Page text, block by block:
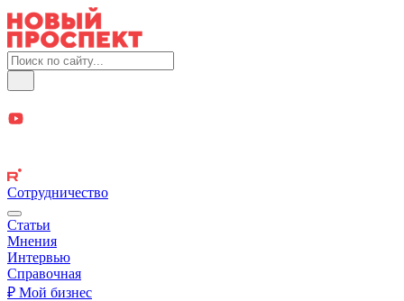
Сотрудничество
Статьи
Мнения
Интервью
Справочная
₽ Мой бизнес